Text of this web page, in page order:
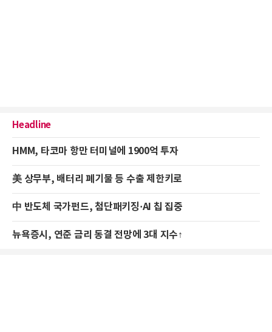
Headline
HMM, 타코마 항만 터미널에 1900억 투자
美 상무부, 배터리 폐기물 등 수출 제한키로
中 반도체 국가펀드, 첨단패키징·AI 칩 집중
뉴욕증시, 연준 금리 동결 전망에 3대 지수↑